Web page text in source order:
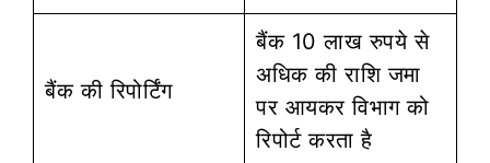
बैंक की रिपोर्टिंग
बैंक 10 लाख रुपये से
अधिक की राशि जमा
पर आयकर विभाग को
रिपोर्ट करता है